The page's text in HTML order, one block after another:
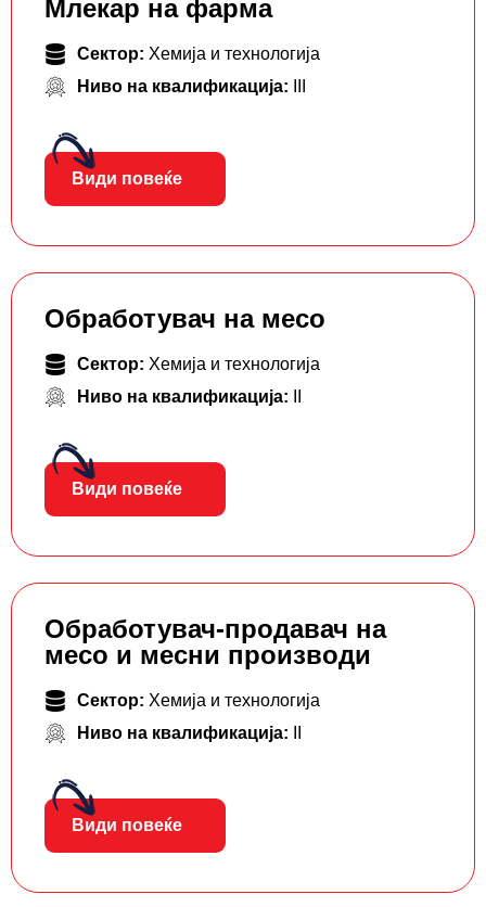
Млекар на фарма
Сектор: Хемија и технологија
Ниво на квалификација:
Види повеќе
Обработувач на месо
Сектор: Хемија и технологија
Ниво на квалификација:
Види повеќе
Обработувач-продавач на
месо и месни производи
Сектор: Хемија и технологија
Ниво на квалификација:
Види повеќе